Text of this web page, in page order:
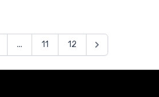
... 11 12